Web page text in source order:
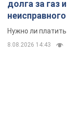
долга за газ
вынес
Нужно ли
8.08.2026 14:43